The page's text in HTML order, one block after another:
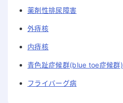
薬剤性排尿障害
外痔核
内痔核
青色趾症候群(blue toe症候群)
フライバーグ病